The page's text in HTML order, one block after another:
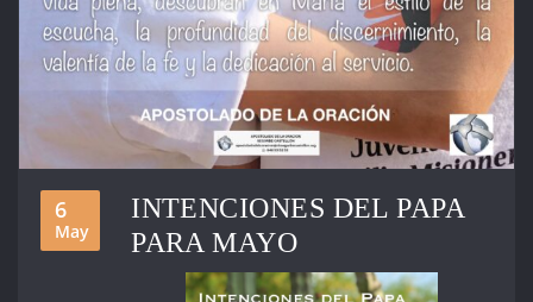
6
May
INTENCIONES DEL PAPA
PARA MAYO